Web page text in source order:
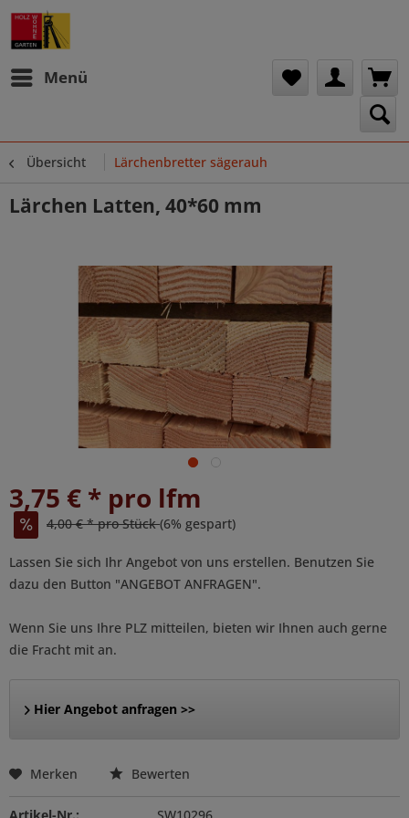
Menü
Übersicht Lärchenbretter sägerauh
Lärchen Latten, 40*60 mm
3,75 € * pro lfm
4,00 € * pro Stück(6% gespart)
Lassen Sie sich Ihr Angebot von uns erstellen. Benutzen Sie
dazu den Button "ANGEBOT ANFRAGEN".
Wenn Sie uns Ihre PLZ mitteilen, bieten wir Ihnen auch gerne
die Fracht mit an.
Hier Angebot anfragen >>
Merken Bewerten